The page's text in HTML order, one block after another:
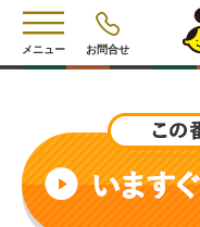
メニュー お問合せ